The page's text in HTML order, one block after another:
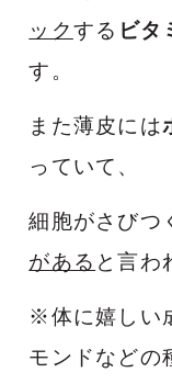
ックする ビタ
す。
また薄皮には
っていて、
細胞がさびつ
がある と言わ
※体に嬉しい
モンドなどの